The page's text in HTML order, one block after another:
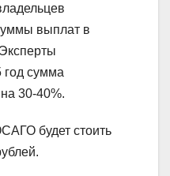
выплат в
год сумма
30-40%.
будет стоить